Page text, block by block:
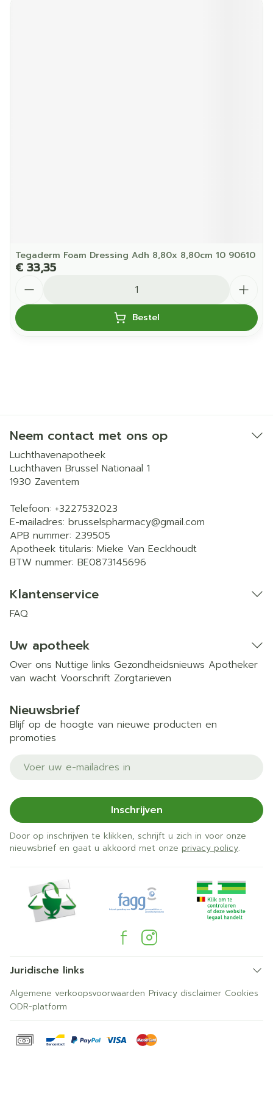
Tegaderm Foam Dressing Adh 8,80x 8,80cm 10 90610
€ 33,35
Bestel
Neem contact met ons op
Luchthavenapotheek
Luchthaven Brussel Nationaal 1
1930 Zaventem
Telefoon: +3227532023
E-mailadres: brusselspharmacy@gmail.com
APB nummer: 239505
Apotheek titularis: Mieke Van Eeckhoudt
BTW nummer: BE0873145696
Klantenservice
FAQ
Uw apotheek
Over ons Nuttige links Gezondheidsnieuws Apotheker
van wacht Voorschrift Zorgtarieven
Nieuwsbrief
Blijf op de hoogte van nieuwe producten en
promoties
E-mail adres
Inschrijven
Door op inschrijven te klikken, schrijft u zich in voor onze
nieuwsbrief en gaat u akkoord met onze privacy policy.
Juridische links
Algemene verkoopsvoorwaarden Privacy disclaimer Cookies
ODR-platform